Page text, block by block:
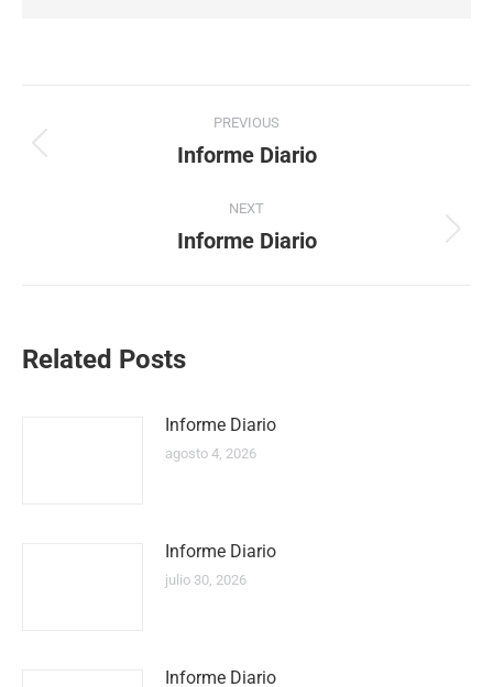
PREVIOUS
Informe Diario
NEXT
Informe Diario
Related Posts
Informe Diario
agosto 4, 2026
Informe Diario
julio 30, 2026
Informe Diario